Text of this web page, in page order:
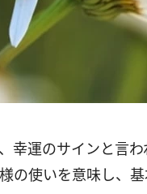
幸運のサインと言
の使いを意味し、